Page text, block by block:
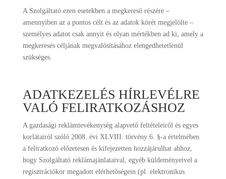
A Szolgáltató ezen esetekben a megkereső részére –
amennyiben az a pontos célt és az adatok körét megjelölte –
személyes adatot csak annyit és olyan mértékben ad ki, amely a
megkeresés céljának megvalósításához elengedhetetlenül
szükséges.
ADATKEZELÉS HÍRLEVÉLRE
VALÓ FELIRATKOZÁSHOZ
A gazdasági reklámtevékenység alapvető feltételeiről és egyes
korlátairól szóló 2008. évi XLVIII. törvény 6. §-a értelmében
a feliratkozó előzetesen és kifejezetten hozzájárulhat ahhoz,
hogy Szolgáltató reklámajánlataival, egyéb küldeményeivel a
regisztrációkor megadott elérhetőségein (pl. elektronikus